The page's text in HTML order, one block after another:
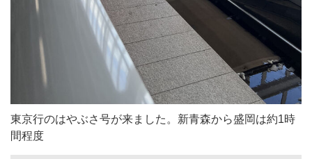
東京行のはやぶさ号が来ました。新青森から盛岡は約1時
間程度